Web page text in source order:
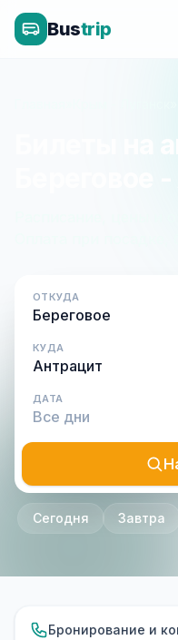
Bustrip
Билеты на
Береговое
Расписание, цены и
Оплата при
ОТКУДА
КУДА
ДАТА
Сегодня Завтра
Бронирование и